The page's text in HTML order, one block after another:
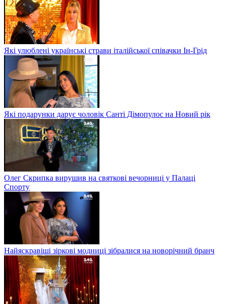
Які улюблені українські страви італійської співачки Ін-Грід
Які подарунки дарує чоловік Санті Дімопулос на Новий рік
Олег Скрипка вирушив на святкові вечорниці у Палаці
Спорту
Найяскравіші зіркові модниці зібралися на новорічний бранч